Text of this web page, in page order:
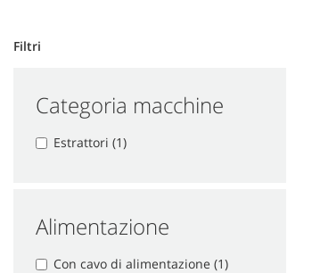
Filtri
Categoria macchine
Estrattori (1)
Alimentazione
Con cavo di alimentazione (1)